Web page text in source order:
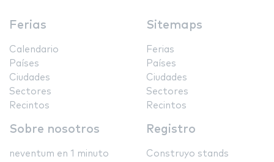
Ferias
Calendario
Países
Ciudades
Sectores
Recintos
Sitemaps
Ferias
Países
Ciudades
Sectores
Recintos
Sobre nosotros
neventum en 1 minuto
Registro
Construyo stands